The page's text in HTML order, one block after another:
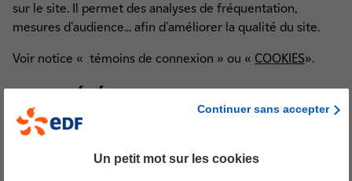
sur le site. Il permet des analyses de fréquentation,
mesures d'audience... afin d'améliorer la qualité du site.
Voir notice « témoins de connexion » ou « COOKIES».
Les marques et les logos (marques semi-figuratives) d’EDF
et des sociétés du groupe EDF figurant sur les sites sont
Continuer sans accepter
Un petit mot sur les cookies